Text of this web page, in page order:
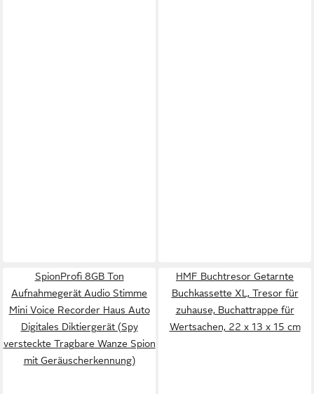
SpionProfi 8GB Ton
Aufnahmegerät Audio Stimme
Mini Voice Recorder Haus Auto
Digitales Diktiergerät (Spy
versteckte Tragbare Wanze Spion
mit Geräuscherkennung)
HMF Buchtresor Getarnte
Buchkassette XL, Tresor für
zuhause, Buchattrappe für
Wertsachen, 22 x 13 x 15 cm